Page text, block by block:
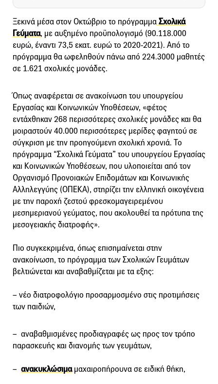
Ξεκινά μέσα στον Οκτώβριο το πρόγραμμαΣχολικά
Γεύματα, με αυξημένο προϋπολογισμό (90.118.000
ευρώ, έναντι 73,5 εκατ. ευρώ το 2020-2021). Από το
πρόγραμμα θα ωφεληθούν πάνω από 224.3000 μαθητές
σε 1.621 σχολικές μονάδες.
Όπως αναφέρεται σε ανακοίνωση του υπουργείου
Εργασίας και Κοινωνικών Υποθέσεων, «φέτος
εντάχθηκαν 268 περισσότερες σχολικές μονάδες και θα
μοιραστούν 40.000 περισσότερες μερίδες φαγητού σε
σύγκριση με την προηγούμενη σχολική χρονιά. Το
πρόγραμμα “Σχολικά Γεύματα” του υπουργείου Εργασίας
και Κοινωνικών Υποθέσεων, που υλοποιείται από τον
Οργανισμό Προνοιακών Επιδομάτων και Κοινωνικής
Αλληλεγγύης (ΟΠΕΚΑ), στηρίζει την ελληνική οικογένεια
με την παροχή ζεστού φρεσκομαγειρεμένου
μεσημεριανού γεύματος, που ακολουθεί τα πρότυπα της
μεσογειακής διατροφής».
Πιο συγκεκριμένα, όπως επισημαίνεται στην
ανακοίνωση, το πρόγραμμα των Σχολικών Γευμάτων
βελτιώνεται και αναβαθμίζεται με τα εξης:
– νέο διατροφολόγιο προσαρμοσμένο στις προτιμήσεις
των παιδιών,
– αναβαθμισμένες προδιαγραφές ως προς τον τρόπο
παρασκευής και διανομής των γευμάτων,
– ανακυκλώσιμαμαχαιροπήρουνα σε ειδική θήκη,